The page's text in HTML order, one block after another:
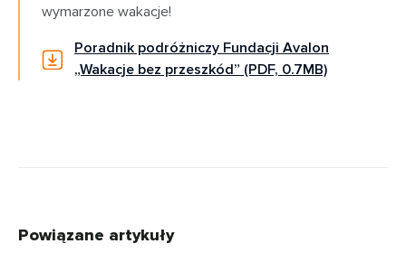
wymarzone wakacje!
Poradnik podróżniczy Fundacji Avalon
„Wakacje bez przeszkód” (PDF, 0.7MB)
Powiązane artykuły